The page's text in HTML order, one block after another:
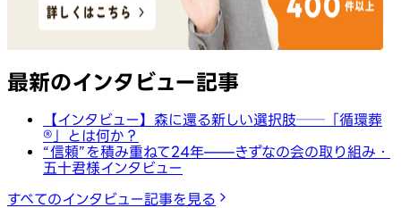
最新のインタビュー記事
【インタビュー】森に還る新しい選択肢──「循環葬
®︎」とは何か？
“信頼”を積み重ねて24年——きずなの会の取り組み・
五十君様インタビュー
すべてのインタビュー記事を見る